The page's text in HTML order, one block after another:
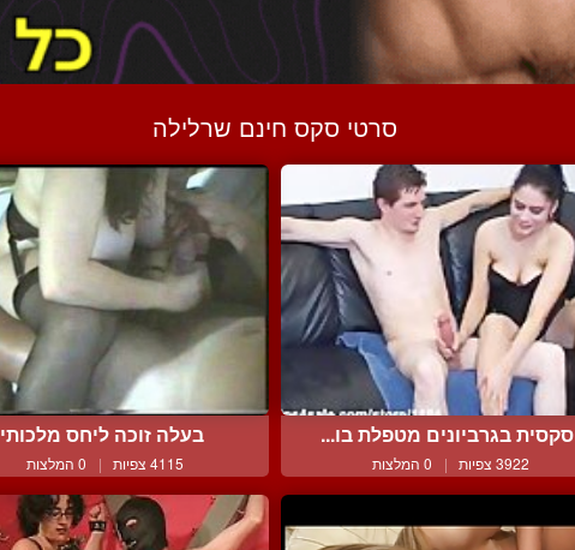
סרטי סקס חינם שרלילה
סקסית בגרביונים מטפלת בו...
3922 צפיות | 0 המלצות
בעלה זוכה ליחס מלכותי
4115 צפיות | 0 המלצות